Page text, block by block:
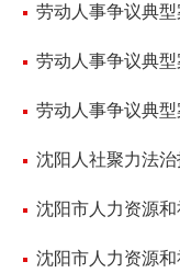
劳动人事争议典
劳动人事争议典
劳动人事争议典
沈阳人社聚力法
沈阳市人力资源
沈阳市人力资源